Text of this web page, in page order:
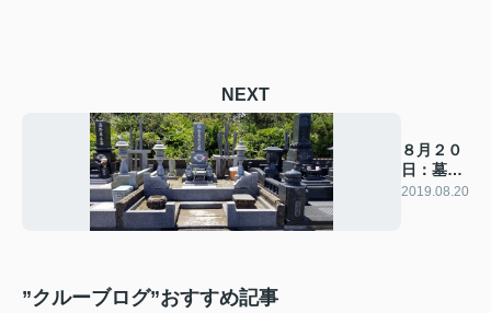
NEXT
８月２０
日：墓参
り
2019.08.20
”クルーブログ”おすすめ記事